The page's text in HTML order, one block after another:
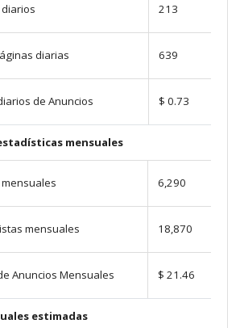
213
diarias 639
de Anuncios $ 0.73
mensuales
6,290
mensuales 18,870
Anuncios Mensuales $ 21.46
estimadas